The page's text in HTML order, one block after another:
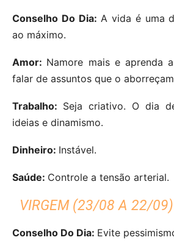
Conselho Do Dia: A vida é uma
ao máximo.
Amor: Namore mais e aprenda
falar de assuntos que o
Trabalho: Seja criativo. O dia
ideias e dinamismo.
Dinheiro: Instável.
Saúde: Controle a tensão arterial.
VIRGEM (23/08 A 22/09)
Conselho Do Dia: Evite